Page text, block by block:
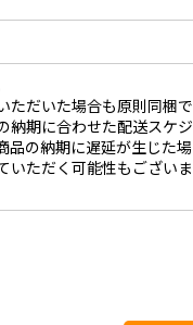
ただいた場合も原則同梱で
納期に合わせた配送スケジ
品の納期に遅延が生じた場
いただく可能性もございま